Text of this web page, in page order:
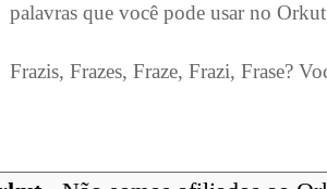
palavras que você pode usar no
Frazis, Frazes, Fraze, Frazi, Frase?